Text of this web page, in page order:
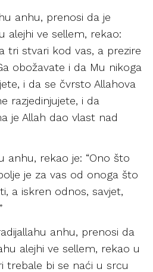
anhu, prenosi da je
alejhi ve sellem, rekao:
tri stvari kod vas, a prezire
obožavate i da Mu nikoga
i da se čvrsto Allahova
razjedinjujete, i da
je Allah dao vlast nad
anhu, rekao je: “Ono što
je za vas od onoga što
a iskren odnos, savjet,
anhu, prenosi da
alejhi ve sellem, rekao u
trebale bi se naći u srcu